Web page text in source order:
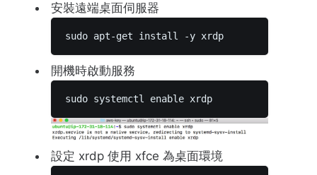
安裝遠端桌面伺服器
sudo apt-get install -y xrdp
開機時啟動服務
sudo systemctl enable xrdp
設定 xrdp 使用 xfce 為桌面環境